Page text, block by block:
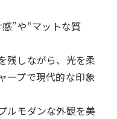
”や“マットな質
残しながら、光を柔
ープで現代的な印象
ルモダンな外観を美